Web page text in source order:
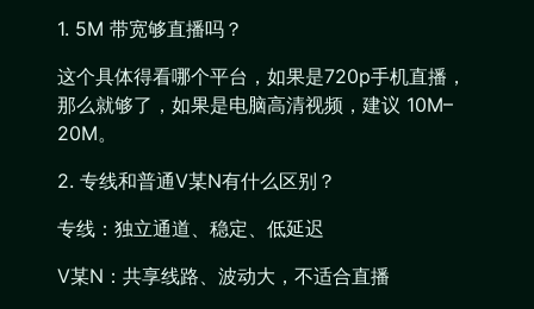
1. 5M 带宽够直播吗？
这个具体得看哪个平台，如果是720p手机直播，
那么就够了，如果是电脑高清视频，建议 10M–
20M。
2. 专线和普通V某N有什么区别？
专线：独立通道、稳定、低延迟
V某N：共享线路、波动大，不适合直播